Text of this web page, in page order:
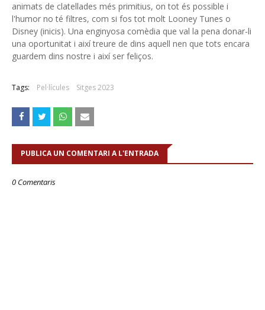
animats de clatellades més primitius, on tot és possible i
l'humor no té filtres, com si fos tot molt Looney Tunes o
Disney (inicis). Una enginyosa comèdia que val la pena donar-li
una oportunitat i així treure de dins aquell nen que tots encara
guardem dins nostre i així ser feliços.
Tags: Pel·lícules Sitges 2023
PUBLICA UN COMENTARI A L'ENTRADA
0 Comentaris